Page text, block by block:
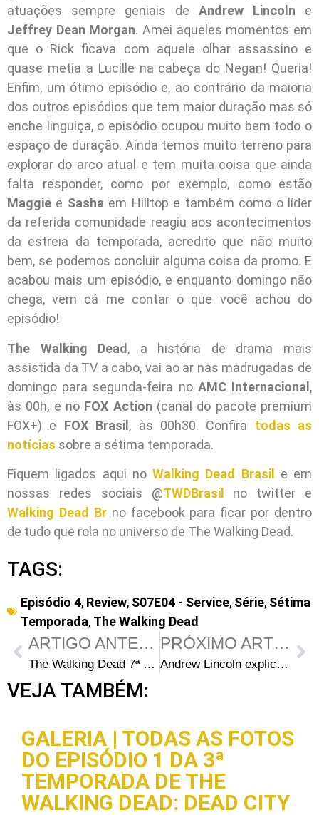
atuações sempre geniais de Andrew Lincoln e
Jeffrey Dean Morgan. Amei aqueles momentos em
que o Rick ficava com aquele olhar assassino e
quase metia a Lucille na cabeça do Negan! Queria!
Enfim, um ótimo episódio e, ao contrário da maioria
dos outros episódios que tem maior duração mas só
enche linguiça, o episódio ocupou muito bem todo o
espaço de duração. Ainda temos muito terreno para
explorar do arco atual e tem muita coisa que ainda
falta responder, como por exemplo, como estão
Maggie e Sashaem Hilltop e também como o líder
da referida comunidade reagiu aos acontecimentos
da estreia da temporada, acredito que não muito
bem, se podemos concluir alguma coisa da promo. E
acabou mais um episódio, e enquanto domingo não
chega, vem cá me contar o que você achou do
episódio!
The Walking Dead , a história de drama mais
assistida da TV a cabo, vai ao ar nas madrugadas de
domingo para segunda-feira no AMC Internacional ,
às 00h, e no FOX Action (canal do pacote premium
FOX+) e FOX Brasil , às 00h30. Confira todas as
notícias sobre a sétima temporada.
Fiquem ligados aqui no Walking Dead Brasil
e em
nossas redes sociais @TWDBrasil
no twitter e
Walking Dead Brno facebook para ficar por dentro
de tudo que rola no universo de The Walking Dead.
TAGS:
Episódio 4, Review, S07E04 - Service, Série, Sétima
Temporada, The Walking Dead
ARTIGO ANTERIOR
The Walking Dead 7ª Temporada Episódio 5 – Go Getters
PRÓXIMO ARTIGO
Andrew Lincoln explica a grande revelação de Rick no 4º episódio da 7ª temporada de The Walking Dead
VEJA TAMBÉM:
GALERIA | TODAS AS FOTOS
DO EPISÓDIO 1 DA 3ª
TEMPORADA DE THE
WALKING DEAD: DEAD CITY